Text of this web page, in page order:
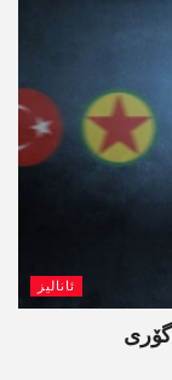
ئانالیز